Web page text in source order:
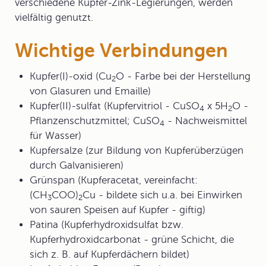
verschiedene Kupfer-Zink-Legierungen, werden
vielfältig genutzt.
Wichtige Verbindungen
Kupfer(I)-oxid (Cu2O - Farbe bei der Herstellung
von Glasuren und Emaille)
Kupfer(II)-sulfat (Kupfervitriol - CuSO4 x 5H2O -
Pflanzenschutzmittel; CuSO4 - Nachweismittel
für Wasser)
Kupfersalze (zur Bildung von Kupferüberzügen
durch Galvanisieren)
Grünspan (Kupferacetat, vereinfacht:
(CH3COO)2Cu - bildete sich u.a. bei Einwirken
von sauren Speisen auf Kupfer - giftig)
Patina (Kupferhydroxidsulfat bzw.
Kupferhydroxidcarbonat - grüne Schicht, die
sich z. B. auf Kupferdächern bildet)